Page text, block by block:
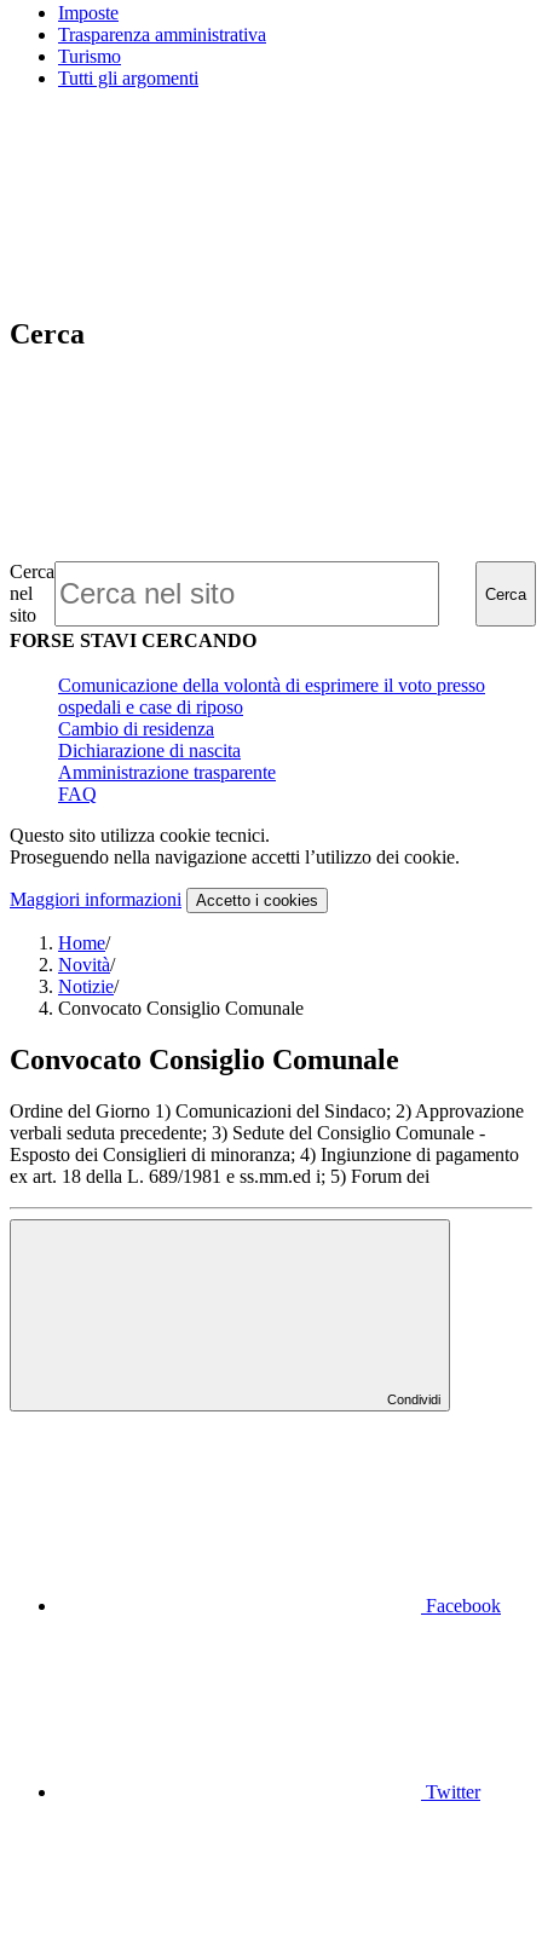
Imposte
Trasparenza amministrativa
Turismo
Tutti gli argomenti
Cerca
Cerca
nel
sito
Cerca
FORSE STAVI CERCANDO
Comunicazione della volontà di esprimere il voto presso
ospedali e case di riposo
Cambio di residenza
Dichiarazione di nascita
Amministrazione trasparente
FAQ
Questo sito utilizza cookie tecnici.
Proseguendo nella navigazione accetti l’utilizzo dei cookie.
Maggiori informazioni Accetto i cookies
Home/
Novità/
Notizie/
Convocato Consiglio Comunale
Convocato Consiglio Comunale
Ordine del Giorno 1) Comunicazioni del Sindaco; 2) Approvazione
verbali seduta precedente; 3) Sedute del Consiglio Comunale -
Esposto dei Consiglieri di minoranza; 4) Ingiunzione di pagamento
ex art. 18 della L. 689/1981 e ss.mm.ed i; 5) Forum dei
Condividi
Facebook
Twitter